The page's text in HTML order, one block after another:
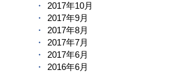
2017年10月
2017年9月
2017年8月
2017年7月
2017年6月
2016年6月